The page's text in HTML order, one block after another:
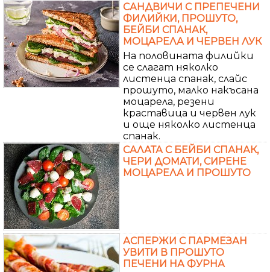
САНДВИЧИ С ПРЕПЕЧЕНИ
ФИЛИЙКИ, ПРОШУТО,
БЕЙБИ СПАНАК,
МОЦАРЕЛА И ЧЕРВЕН ЛУК
На половината филийки
се слагат няколко
листенца спанак, слайс
прошуто, малко накъсана
моцарела, резени
краставица и червен лук
и още няколко листенца
спанак.
САЛАТА С БЕЙБИ СПАНАК,
ЧЕРИ ДОМАТИ, СИРЕНЕ
МОЦАРЕЛА И ПРОШУТО
АСПЕРЖИ С ПАРМЕЗАН
УВИТИ В ПРОШУТО
ПЕЧЕНИ НА ФУРНА